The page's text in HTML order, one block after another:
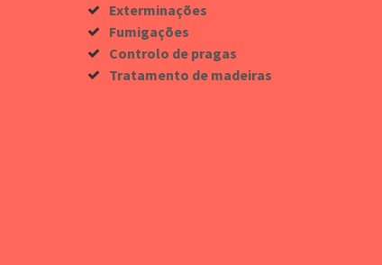
Exterminações
Fumigações
Controlo de pragas
Tratamento de madeiras